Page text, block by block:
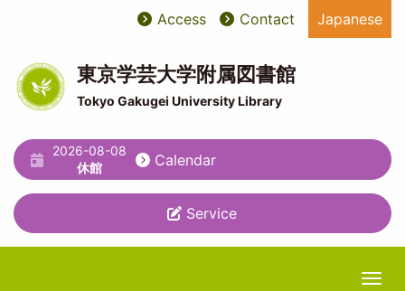
content
User
account
menu
ユ
ー
テ
ィ
リ
テ
ィ
メ
Access Contact Japanese
東京学芸大学附属図書館
Tokyo Gakugei University Library
2026-08-08
休館
Calendar
Service